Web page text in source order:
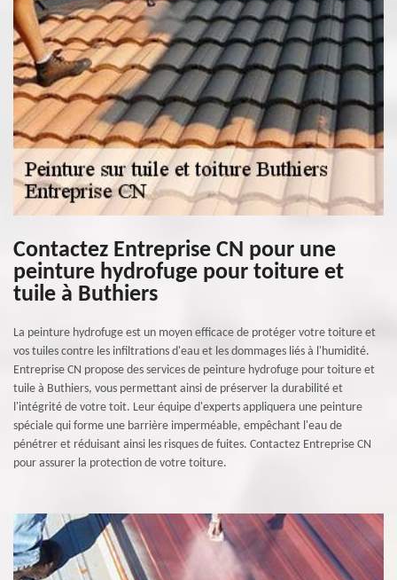
Contactez Entreprise CN pour une
peinture hydrofuge pour toiture et
tuile à Buthiers
La peinture hydrofuge est un moyen efficace de protéger votre toiture et
vos tuiles contre les infiltrations d'eau et les dommages liés à l'humidité.
Entreprise CN propose des services de peinture hydrofuge pour toiture et
tuile à Buthiers, vous permettant ainsi de préserver la durabilité et
l'intégrité de votre toit. Leur équipe d'experts appliquera une peinture
spéciale qui forme une barrière imperméable, empêchant l'eau de
pénétrer et réduisant ainsi les risques de fuites. Contactez Entreprise CN
pour assurer la protection de votre toiture.